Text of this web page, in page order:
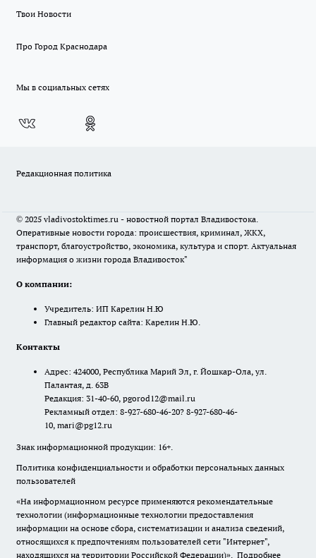
Твои Новости
Про Город Краснодара
Мы в социальных сетях
Редакционная политика
© 2025 vladivostoktimes.ru - новостной портал Владивостока.
Оперативные новости города: происшествия, криминал, ЖКХ,
транспорт, благоустройство, экономика, культура и спорт. Актуальная
информация о жизни города Владивосток"
О компании:
Учредитель: ИП Карелин Н.Ю
Главный редактор сайта: Карелин Н.Ю.
Контакты
Адрес: 424000, Республика Марий Эл, г. Йошкар-Ола, ул.
Палантая, д. 63В
Редакция: 31-40-60, pgorod12@mail.ru
Рекламный отдел: 8-927-680-46-20? 8-927-680-46-
10, mari@pg12.ru
Знак информационной продукции: 16+.
Политика конфиденциальности и обработки персональных данных
пользователей
«На информационном ресурсе применяются рекомендательные
технологии (информационные технологии предоставления
информации на основе сбора, систематизации и анализа сведений,
относящихся к предпочтениям пользователей сети "Интернет",
находящихся на территории Российской Федерации)». Подробнее